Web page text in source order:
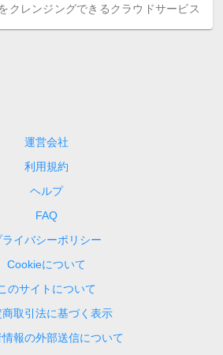
クレンジングできるクラウドサービス
運営会社
利用規約
ヘルプ
FAQ
ライバシーポリシー
Cookieについて
のサイトについて
商取引法に基づく表示
報の外部送信について